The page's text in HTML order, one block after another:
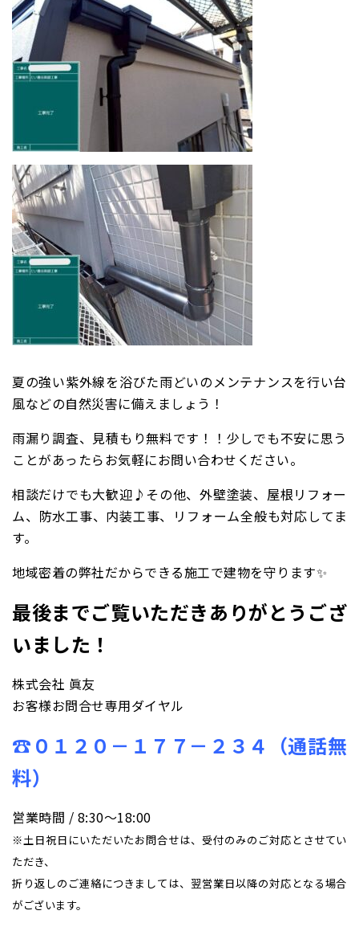
夏の強い紫外線を浴びた雨どいのメンテナンスを行い台
風などの自然災害に備えましょう！
雨漏り調査、見積もり無料です！！少しでも不安に思う
ことがあったらお気軽にお問い合わせください。
相談だけでも大歓迎♪その他、外壁塗装、屋根リフォー
ム、防水工事、内装工事、リフォーム全般も対応してま
す。
地域密着の弊社だからできる施工で建物を守ります✨
最後までご覧いただきありがとうござ
いました！
株式会社 眞友
お客様お問合せ専用ダイヤル
☎０１２０－１７７－２３４（通話無
料）
営業時間 / 8:30〜18:00
※土日祝日にいただいたお問合せは、受付のみのご対応とさせてい
ただき、
折り返しのご連絡につきましては、翌営業日以降の対応となる場合
がございます。